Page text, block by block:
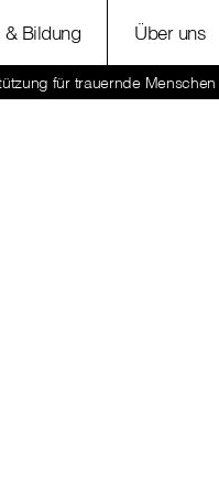
Bildung Über uns
für trauernde Menschen